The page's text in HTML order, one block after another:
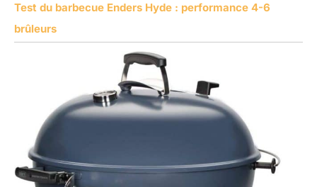
Test du barbecue Enders Hyde : performance 4-6
brûleurs